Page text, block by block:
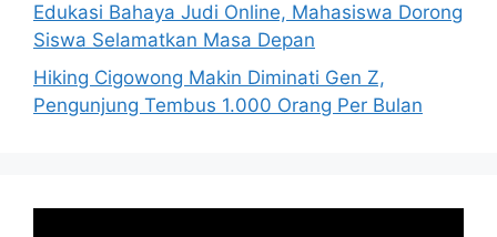
Edukasi Bahaya Judi Online, Mahasiswa Dorong
Siswa Selamatkan Masa Depan
Hiking Cigowong Makin Diminati Gen Z,
Pengunjung Tembus 1.000 Orang Per Bulan